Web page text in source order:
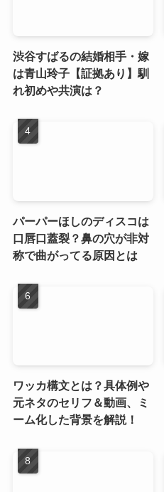
渋谷すばるの結婚相手・嫁
は青山玲子【証拠あり】馴
れ初めや共演は？
パーパーほしのディスコは
口唇口蓋裂？鼻の穴が非対
称で曲がってる原因とは
ワッカ構文とは？具体例や
元ネタのセリフ＆動画、ミ
ーム化した背景を解説！